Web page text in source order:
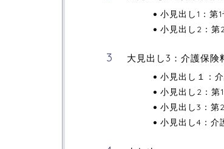
小見出し1：第
小見出し2：第
大見出し3：介護保険
小見出し１：
小見出し2：第
小見出し3：第
小見出し4：介